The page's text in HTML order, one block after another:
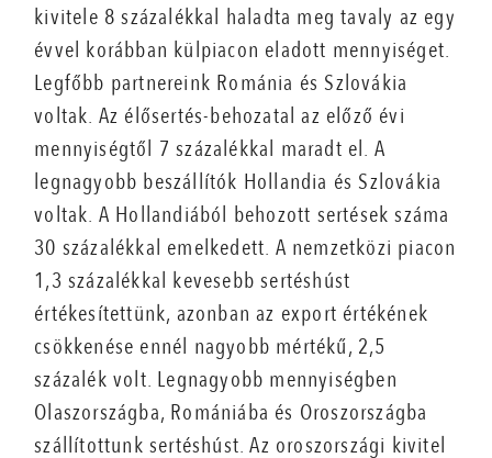
kivitele 8 százalékkal haladta meg tavaly az egy
évvel korábban külpiacon eladott mennyiséget.
Legfőbb partnereink Románia és Szlovákia
voltak. Az élősertés-behozatal az előző évi
mennyiségtől 7 százalékkal maradt el. A
legnagyobb beszállítók Hollandia és Szlovákia
voltak. A Hollandiából behozott sertések száma
30 százalékkal emelkedett. A nemzetközi piacon
1,3 százalékkal kevesebb sertéshúst
értékesítettünk, azonban az export értékének
csökkenése ennél nagyobb mértékű, 2,5
százalék volt. Legnagyobb mennyiségben
Olaszországba, Romániába és Oroszországba
szállítottunk sertéshúst. Az oroszországi kivitel